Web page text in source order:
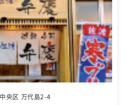
央区 万代島2-4